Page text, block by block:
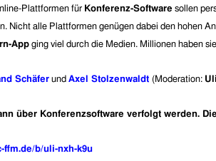
Plattformen für Konferenz-Software sollen
Nicht alle Plattformen genügen dabei den hohen
App ging viel durch die Medien. Millionen haben
Schäfer und Axel Stolzenwaldt (Moderation:
über Konferenzsoftware verfolgt werden.
ffm.de/b/uli-nxh-k9u